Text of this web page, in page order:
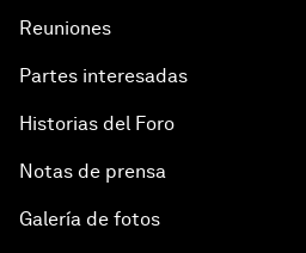
Reuniones
Partes interesadas
Historias del Foro
Notas de prensa
Galería de fotos